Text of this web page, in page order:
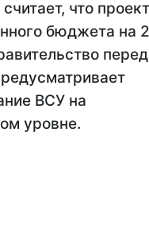
что проект
бюджета на
ВСУ на
уровне.